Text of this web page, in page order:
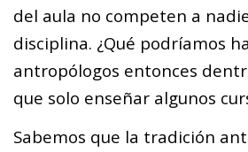
del aula no competen a
disciplina. ¿Qué podríamos
antropólogos entonces
que solo enseñar algunos
Sabemos que la tradición